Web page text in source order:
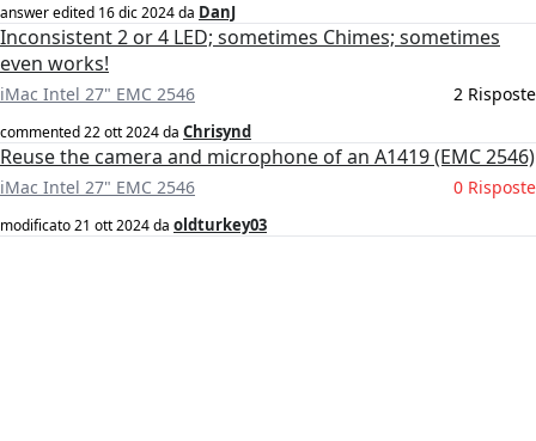
answer edited 16 dic 2024da DanJ
Inconsistent 2 or 4 LED; sometimes Chimes; sometimes
even works!
iMac Intel 27" EMC 2546 2 Risposte
commented22 ott 2024da Chrisynd
Reuse the camera and microphone of an A1419 (EMC 2546)
iMac Intel 27" EMC 2546 0 Risposte
modificato21 ott 2024da oldturkey03